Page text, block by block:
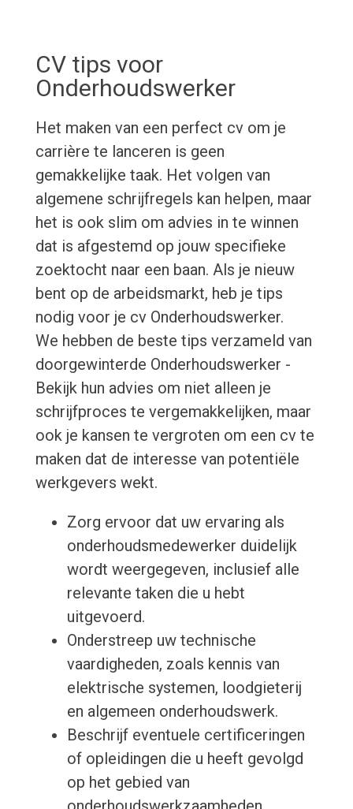
CV tips voor
Onderhoudswerker
Het maken van een perfect cv om je
carrière te lanceren is geen
gemakkelijke taak. Het volgen van
algemene schrijfregels kan helpen, maar
het is ook slim om advies in te winnen
dat is afgestemd op jouw specifieke
zoektocht naar een baan. Als je nieuw
bent op de arbeidsmarkt, heb je tips
nodig voor je cv Onderhoudswerker.
We hebben de beste tips verzameld van
doorgewinterde Onderhoudswerker -
Bekijk hun advies om niet alleen je
schrijfproces te vergemakkelijken, maar
ook je kansen te vergroten om een cv te
maken dat de interesse van potentiële
werkgevers wekt.
Zorg ervoor dat uw ervaring als
onderhoudsmedewerker duidelijk
wordt weergegeven, inclusief alle
relevante taken die u hebt
uitgevoerd.
Onderstreep uw technische
vaardigheden, zoals kennis van
elektrische systemen, loodgieterij
en algemeen onderhoudswerk.
Beschrijf eventuele certificeringen
of opleidingen die u heeft gevolgd
op het gebied van